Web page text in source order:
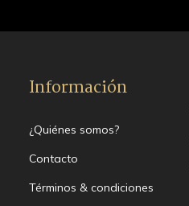
Información
¿Quiénes somos?
Contacto
Términos & condiciones